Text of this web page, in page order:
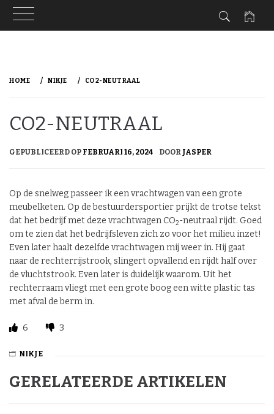
HOME NIKJE CO2-NEUTRAAL
CO2-NEUTRAAL
GEPUBLICEERD OP FEBRUARI 16, 2024 DOOR JASPER
Op de snelweg passeer ik een vrachtwagen van een grote
meubelketen. Op de bestuurdersportier prijkt de trotse tekst
dat het bedrijf met deze vrachtwagen CO2-neutraal rijdt. Goed
om te zien dat het bedrijfsleven zich zo voor het milieu inzet!
Even later haalt dezelfde vrachtwagen mij weer in. Hij gaat
naar de rechterrijstrook, slingert opvallend en rijdt half over
de vluchtstrook. Even later is duidelijk waarom. Uit het
rechterraam vliegt met een grote boog een witte plastic tas
met afval de berm in.
6 3
NIKJE
GERELATEERDE ARTIKELEN